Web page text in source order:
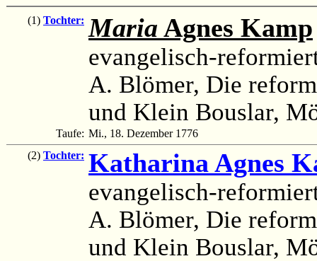
(1) Tochter: Maria Agnes Kamp
evangelisch-
A. Blömer, Die
und Klein Bouslar,
Taufe: Mi., 18. Dezember 1776
(2) Tochter: Katharina Agnes
evangelisch-
A. Blömer, Die
und Klein Bouslar,